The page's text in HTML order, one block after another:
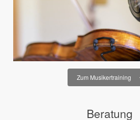
Zum Musikertraining
Beratung